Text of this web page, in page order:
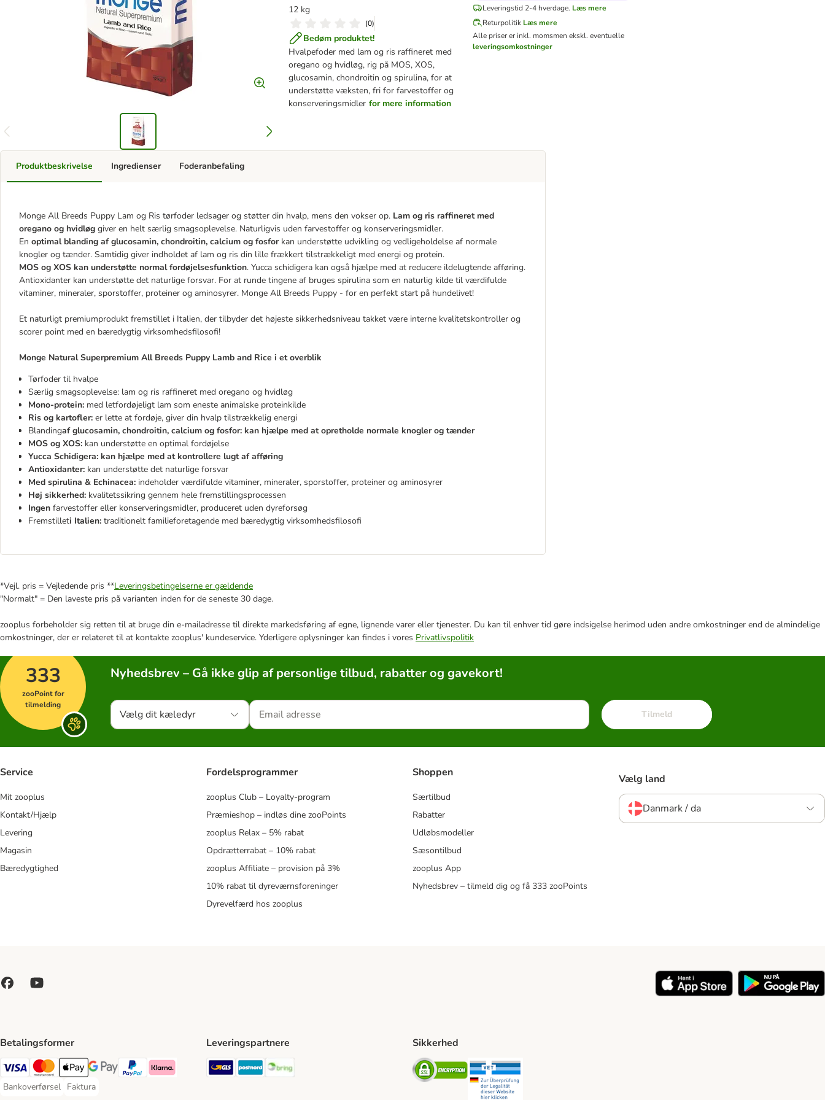
12 kg
(0)
Bedøm produktet!
Hvalpefoder med lam og ris raffineret med
oregano og hvidløg, rig på MOS, XOS,
glucosamin, chondroitin og spirulina, for at
understøtte væksten, fri for farvestoffer og
konserveringsmidler for mere information
Leveringstid 2-4 hverdage. Læs mere
Returpolitik Læs mere
Alle priser er inkl. momsmen ekskl. eventuelle
leveringsomkostninger
Produktbeskrivelse
Monge All Breeds Puppy Lam og Ris tørfoder ledsager og støtter din hvalp, mens den vokser op. Lam og ris raffineret med
oregano og hvidløg giver en helt særlig smagsoplevelse. Naturligvis uden farvestoffer og konserveringsmidler.
En optimal blanding af glucosamin, chondroitin, calcium og fosforkan understøtte udvikling og vedligeholdelse af normale
knogler og tænder. Samtidig giver indholdet af lam og ris din lille frækkert tilstrækkeligt med energi og protein.
MOS og XOS kan understøtte normal fordøjelsesfunktion. Yucca schidigera kan også hjælpe med at reducere ildelugtende afføring.
Antioxidanter kan understøtte det naturlige forsvar. For at runde tingene af bruges spirulina som en naturlig kilde til værdifulde
vitaminer, mineraler, sporstoffer, proteiner og aminosyrer. Monge All Breeds Puppy - for en perfekt start på hundelivet!
Et naturligt premiumprodukt fremstillet i Italien, der tilbyder det højeste sikkerhedsniveau takket være interne kvalitetskontroller og
scorer point med en bæredygtig virksomhedsfilosofi!
Monge Natural Superpremium All Breeds Puppy Lamb and Rice i et overblik
Tørfoder til hvalpe
Særlig smagsoplevelse: lam og ris raffineret med oregano og hvidløg
Mono-protein: med letfordøjeligt lam som eneste animalske proteinkilde
Ris og kartofler: er lette at fordøje, giver din hvalp tilstrækkelig energi
Blandingaf glucosamin, chondroitin, calcium og fosfor: kan hjælpe med at opretholde normale knogler og tænder
MOS og XOS: kan understøtte en optimal fordøjelse
Yucca Schidigera: kan hjælpe med at kontrollere lugt af afføring
Antioxidanter: kan understøtte det naturlige forsvar
Med spirulina & Echinacea: indeholder værdifulde vitaminer, mineraler, sporstoffer, proteiner og aminosyrer
Høj sikkerhed: kvalitetssikring gennem hele fremstillingsprocessen
Ingen farvestoffer eller konserveringsmidler, produceret uden dyreforsøg
Fremstilleti Italien: traditionelt familieforetagende med bæredygtig virksomhedsfilosofi
Ingredienser Foderanbefaling
*Vejl. pris = Vejledende pris **Leveringsbetingelserne er gældende
"Normalt" = Den laveste pris på varianten inden for de seneste 30 dage.
zooplus forbeholder sig retten til at bruge din e-mailadresse til direkte markedsføring af egne, lignende varer eller tjenester. Du kan til enhver tid gøre indsigelse herimod uden andre omkostninger end de almindelige
omkostninger, der er relateret til at kontakte zooplus' kundeservice. Yderligere oplysninger kan findes i vores Privatlivspolitik
333
zooPoint for
tilmelding
Nyhedsbrev – Gå ikke glip af personlige tilbud, rabatter og gavekort!
Vælg dit kæledyr Tilmeld
Service
Mit zooplus
Kontakt/Hjælp
Levering
Magasin
Bæredygtighed
Fordelsprogrammer
zooplus Club – Loyalty-program
Præmieshop – indløs dine zooPoints
zooplus Relax – 5% rabat
Opdrætterrabat – 10% rabat
zooplus Affiliate – provision på 3%
10% rabat til dyreværnsforeninger
Dyrevelfærd hos zooplus
Shoppen
Særtilbud
Rabatter
Udløbsmodeller
Sæsontilbud
zooplus App
Nyhedsbrev – tilmeld dig og få 333 zooPoints
Vælg land
Danmark / da
Betalingsformer
VISA Payment Method
Mastercard Payment Method
Apply pay Payment Method
Google Pay Payment Method
paypal Payment Method
Klarna Payment Method
Bankoverførsel
Bankoverførsel Payment Method
Faktura
Faktura Payment Method
Leveringspartnere
GLS Shipping Method
Postnord Shipping Method
Sikkerhed
Security